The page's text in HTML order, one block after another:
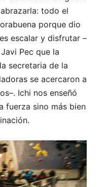
todo el
porque dio
escalar y disfrutar –
Pec que la
secretaria de la
se acercaron a
Ichi nos enseñó
fuerza sino más bien